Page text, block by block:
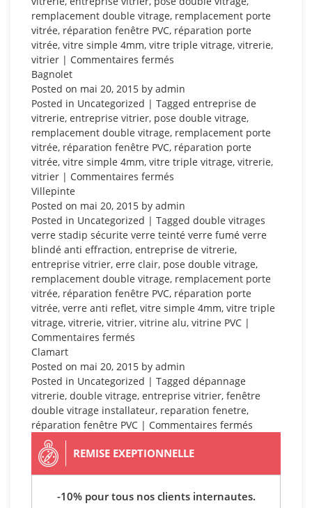
remplacement double vitrage, remplacement porte
vitrée, réparation fenêtre PVC, réparation porte
vitrée, vitre simple 4mm, vitre triple vitrage, vitrerie,
vitrier | Commentaires fermés
Bagnolet
Posted on mai 20, 2015 by admin
Posted in Uncategorized | Tagged entreprise de
vitrerie, entreprise vitrier, pose double vitrage,
remplacement double vitrage, remplacement porte
vitrée, réparation fenêtre PVC, réparation porte
vitrée, vitre simple 4mm, vitre triple vitrage, vitrerie,
vitrier | Commentaires fermés
Villepinte
Posted on mai 20, 2015 by admin
Posted in Uncategorized | Tagged double vitrages
verre stadip sécurite verre teinté verre fumé verre
blindé anti effraction, entreprise de vitrerie,
entreprise vitrier, erre clair, pose double vitrage,
remplacement double vitrage, remplacement porte
vitrée, réparation fenêtre PVC, réparation porte
vitrée, verre anti reflet, vitre simple 4mm, vitre triple
vitrage, vitrerie, vitrier, vitrine alu, vitrine PVC |
Commentaires fermés
Clamart
Posted on mai 20, 2015 by admin
Posted in Uncategorized | Tagged dépannage
vitrerie, double vitrage, entreprise vitrier, fenêtre
double vitrage installateur, reparation fenetre,
réparation fenêtre PVC | Commentaires fermés
REMISE EXEPTIONNELLE
-10% pour tous nos clients internautes.